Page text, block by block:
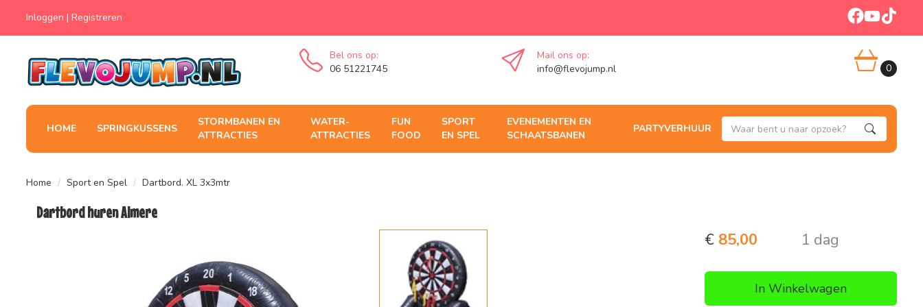
Inloggen | Registreren facebook
youtube
Bel ons op:
06 51221745
Mail ons op:
info@flevojump.nl
0
HOME SPRINGKUSSENS
STORMBANEN EN
ATTRACTIES
WATER-
ATTRACTIES
FUN
FOOD
SPORT
EN SPEL
EVENEMENTEN EN
SCHAATSBANEN
PARTYVERHUUR Zoeken
Home Sport en Spel Dartbord. XL 3x3mtr
Dartbord huren Almere
1 dag
€ 85,00
In Winkelwagen